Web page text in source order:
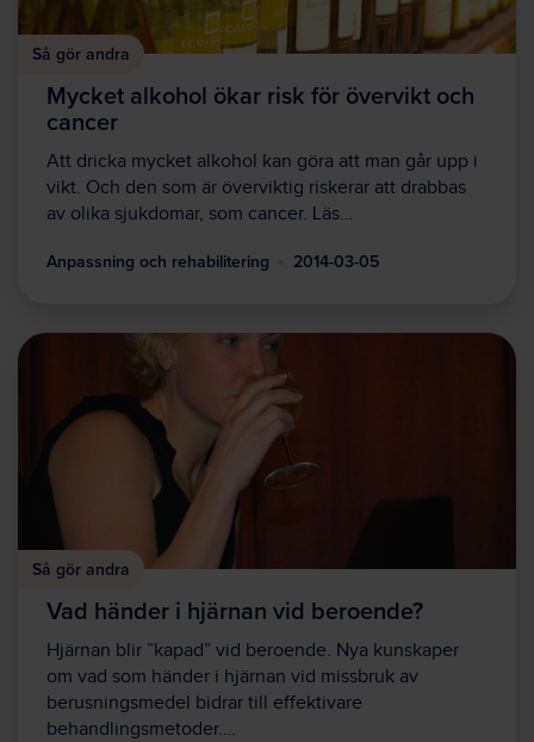
Så gör andra
Mycket alkohol ökar risk för övervikt och
cancer
Att dricka mycket alkohol kan göra att man går upp i
vikt. Och den som är överviktig riskerar att drabbas
av olika sjukdomar, som cancer. Läs…
Anpassning och rehabilitering 2014-03-05
Så gör andra
Vad händer i hjärnan vid beroende?
Hjärnan blir ”kapad” vid beroende. Nya kunskaper
om vad som händer i hjärnan vid missbruk av
berusningsmedel bidrar till effektivare
behandlingsmetoder.…